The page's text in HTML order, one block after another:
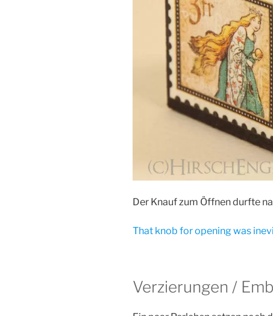
Der Knauf zum Öffnen durfte
That knob for opening was
Verzierungen /